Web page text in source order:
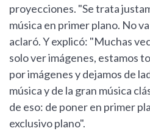
proyecciones. "Se trata
música en primer plano. No
aclaró. Y explicó: "Muchas
solo ver imágenes, estamos
por imágenes y dejamos de
música y de la gran música
de eso: de poner en primer
exclusivo plano".